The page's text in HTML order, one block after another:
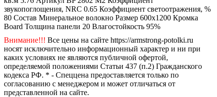
звукопоглощения, NRC 0.65 Коэффициент светоотражения, %
80 Состав Минеральное волокно Размер 600x1200 Кромка
Board Толщина панели 20 Влагостойкость 95%
Внимание!!! Все цены на сайте https://armstrong-potolki.ru
носят исключительно информационный характер и ни при
каких условиях не являются публичной офертой,
определяемой положениями Статьи 437 (п.2) Гражданского
кодекса РФ. * - Спеццена предоставляется только по
согласованию с менеджером и может отличаться от
представленной на сайте.